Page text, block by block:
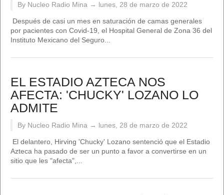
By Nucleo Radio Mina → lunes, 28 de marzo de 2022
Después de casi un mes en saturación de camas generales
por pacientes con Covid-19, el Hospital General de Zona 36 del
Instituto Mexicano del Seguro...
EL ESTADIO AZTECA NOS
AFECTA: 'CHUCKY' LOZANO LO
ADMITE
By Nucleo Radio Mina → lunes, 28 de marzo de 2022
El delantero, Hirving 'Chucky' Lozano sentenció que el Estadio
Azteca ha pasado de ser un punto a favor a convertirse en un
sitio que les "afecta",...